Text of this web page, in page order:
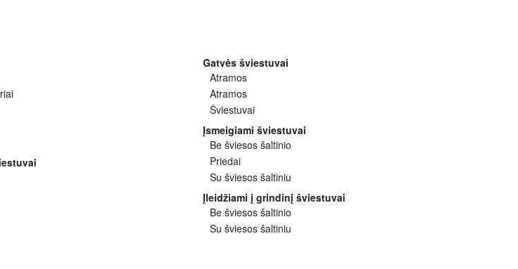
Gatvės šviestuvai
Atramos
Atramos
Šviestuvai
Įsmeigiami šviestuvai
Be šviesos šaltinio
Priedai
Su šviesos šaltiniu
Įleidžiami į grindinį šviestuvai
Be šviesos šaltinio
Su šviesos šaltiniu